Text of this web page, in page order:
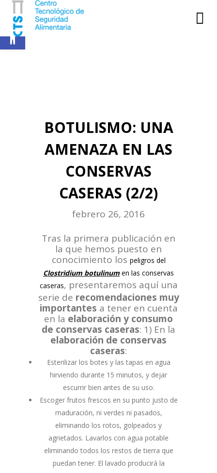
Abrir barra de herramientas
BOTULISMO: UNA
AMENAZA EN LAS
CONSERVAS
CASERAS (2/2)
febrero 26, 2016
Tras la primera publicación en
la que hemos puesto en
conocimiento los peligros del
Clostridium botulinum en las conservas
caseras, presentaremos aquí una
serie de recomendaciones muy
importantes a tener en cuenta
en la elaboración y consumo
de conservas caseras: 1) En la
elaboración de conservas
caseras:
Esterilizar los botes y las tapas en agua
hirviendo durante 15 minutos, y dejar
escurrir bien antes de su uso.
Escoger frutos frescos en su punto justo de
maduración, ni verdes ni pasados,
eliminando los rotos, golpeados y
agrietados. Lavarlos con agua potable
eliminando todos los restos de tierra que
puedan tener. El lavado producirá la